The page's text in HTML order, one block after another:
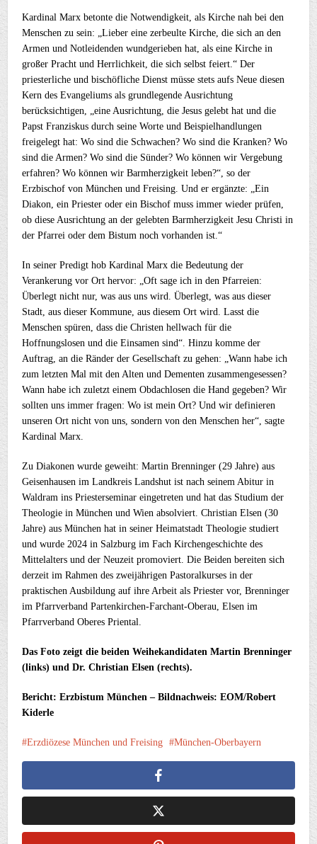
Kardinal Marx betonte die Notwendigkeit, als Kirche nah bei den
Menschen zu sein: „Lieber eine zerbeulte Kirche, die sich an den
Armen und Notleidenden wundgerieben hat, als eine Kirche in
großer Pracht und Herrlichkeit, die sich selbst feiert.“ Der
priesterliche und bischöfliche Dienst müsse stets aufs Neue diesen
Kern des Evangeliums als grundlegende Ausrichtung
berücksichtigen, „eine Ausrichtung, die Jesus gelebt hat und die
Papst Franziskus durch seine Worte und Beispielhandlungen
freigelegt hat: Wo sind die Schwachen? Wo sind die Kranken? Wo
sind die Armen? Wo sind die Sünder? Wo können wir Vergebung
erfahren? Wo können wir Barmherzigkeit leben?“, so der
Erzbischof von München und Freising. Und er ergänzte: „Ein
Diakon, ein Priester oder ein Bischof muss immer wieder prüfen,
ob diese Ausrichtung an der gelebten Barmherzigkeit Jesu Christi in
der Pfarrei oder dem Bistum noch vorhanden ist.“
In seiner Predigt hob Kardinal Marx die Bedeutung der
Verankerung vor Ort hervor: „Oft sage ich in den Pfarreien:
Überlegt nicht nur, was aus uns wird. Überlegt, was aus dieser
Stadt, aus dieser Kommune, aus diesem Ort wird. Lasst die
Menschen spüren, dass die Christen hellwach für die
Hoffnungslosen und die Einsamen sind“. Hinzu komme der
Auftrag, an die Ränder der Gesellschaft zu gehen: „Wann habe ich
zum letzten Mal mit den Alten und Dementen zusammengesessen?
Wann habe ich zuletzt einem Obdachlosen die Hand gegeben? Wir
sollten uns immer fragen: Wo ist mein Ort? Und wir definieren
unseren Ort nicht von uns, sondern von den Menschen her“, sagte
Kardinal Marx.
Zu Diakonen wurde geweiht: Martin Brenninger (29 Jahre) aus
Geisenhausen im Landkreis Landshut ist nach seinem Abitur in
Waldram ins Priesterseminar eingetreten und hat das Studium der
Theologie in München und Wien absolviert. Christian Elsen (30
Jahre) aus München hat in seiner Heimatstadt Theologie studiert
und wurde 2024 in Salzburg im Fach Kirchengeschichte des
Mittelalters und der Neuzeit promoviert. Die Beiden bereiten sich
derzeit im Rahmen des zweijährigen Pastoralkurses in der
praktischen Ausbildung auf ihre Arbeit als Priester vor, Brenninger
im Pfarrverband Partenkirchen-Farchant-Oberau, Elsen im
Pfarrverband Oberes Priental.
Das Foto zeigt die beiden Weihekandidaten Martin Brenninger
(links) und Dr. Christian Elsen (rechts).
Bericht: Erzbistum München – Bildnachweis: EOM/Robert
Kiderle
Erzdiözese München und Freising München-Oberbayern